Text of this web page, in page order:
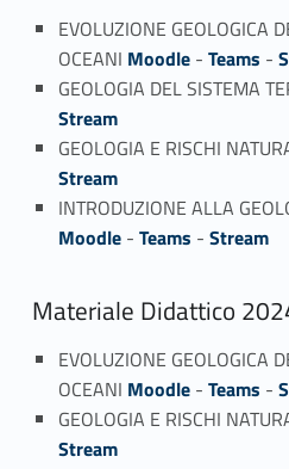
EVOLUZIONE GEOLOGICA
OCEANI Moodle- Teams -
GEOLOGIA DEL SISTEMA
Stream
GEOLOGIA E RISCHI
Stream
INTRODUZIONE ALLA
Moodle- Teams - Stream
Materiale Didattico
EVOLUZIONE GEOLOGICA
OCEANI Moodle- Teams -
GEOLOGIA E RISCHI
Stream